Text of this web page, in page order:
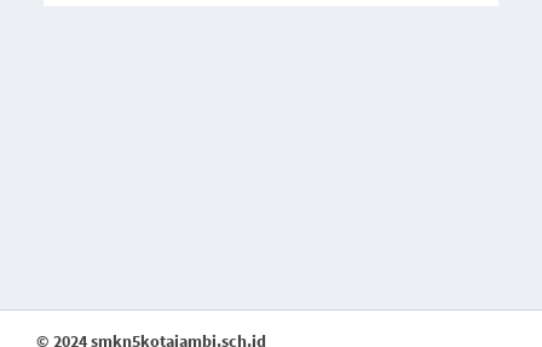
© 2024 smkn5kotajambi.sch.id